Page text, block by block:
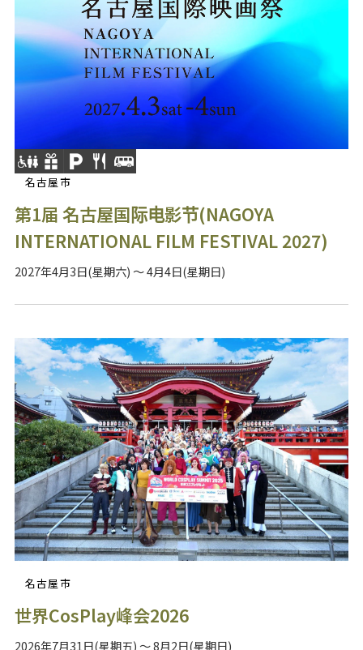
名古屋市
第1届 名古屋国际电影节(NAGOYA
INTERNATIONAL FILM FESTIVAL 2027)
2027年4月3日(星期六) ～ 4月4日(星期日)
名古屋市
世界CosPlay峰会2026
2026年7月31日(星期五) ～ 8月2日(星期日)